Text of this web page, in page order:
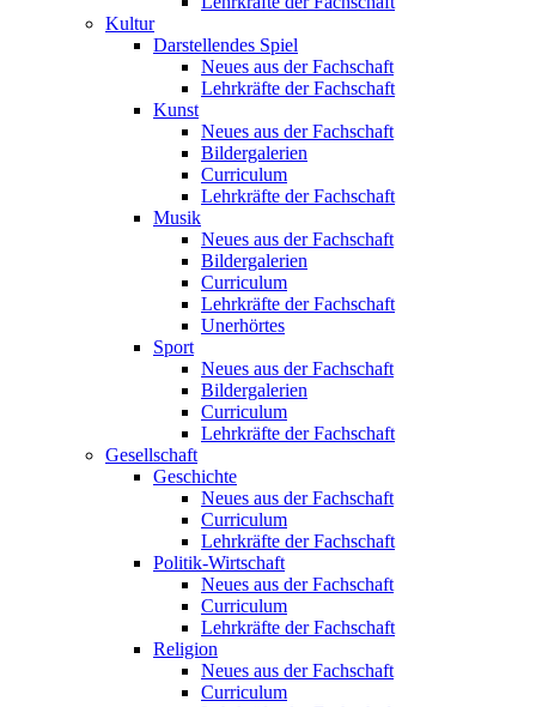
Kultur
Darstellendes Spiel
Neues aus der Fachschaft
Lehrkräfte der Fachschaft
Kunst
Neues aus der Fachschaft
Bildergalerien
Curriculum
Lehrkräfte der Fachschaft
Musik
Neues aus der Fachschaft
Bildergalerien
Curriculum
Lehrkräfte der Fachschaft
Unerhörtes
Sport
Neues aus der Fachschaft
Bildergalerien
Curriculum
Lehrkräfte der Fachschaft
Gesellschaft
Geschichte
Neues aus der Fachschaft
Curriculum
Lehrkräfte der Fachschaft
Politik-Wirtschaft
Neues aus der Fachschaft
Curriculum
Lehrkräfte der Fachschaft
Religion
Neues aus der Fachschaft
Curriculum